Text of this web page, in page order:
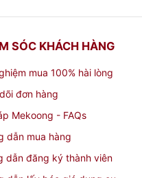
SÓC KHÁCH HÀNG
mua 100% hài lòng
đơn hàng
Mekoong - FAQs
dẫn mua hàng
dẫn đăng ký thành viên